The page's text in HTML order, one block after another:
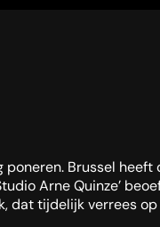
Brussel
Arne Quinze’
dat tijdelijk verrees op